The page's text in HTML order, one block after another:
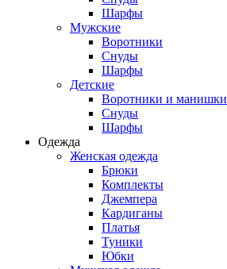
Шарфы
Мужские
Воротники
Снуды
Шарфы
Детские
Воротники и манишки
Снуды
Шарфы
Одежда
Женская одежда
Брюки
Комплекты
Джемпера
Кардиганы
Платья
Туники
Юбки